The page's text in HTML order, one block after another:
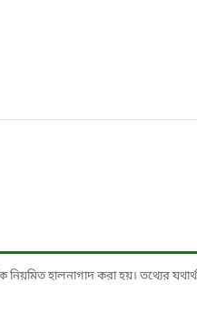
হালনাগাদ করা হয়। তথ্যের